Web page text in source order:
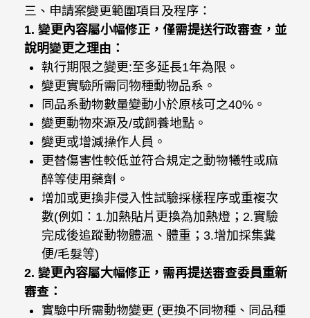
三、申請案變更範圍項目及程序：
1. 變更內容屬小幅修正，僅需提送行政審查，並
說明變更之理由：
執行期限之變更:至多延長1年為限。
變更實驗所需同物種動物品系。
同品系動物數量變動小於原核可之40%。
變更動物來源及/或飼養地點。
變更或增減操作人員。
更替傷害性較低並符合規定之動物犧牲或麻
醉等使用藥劑。
增加或更換非侵入性試驗採樣程序或重複次
數(例如：1.加熱貼片更換為加熱燈；2.實驗
完成後追蹤動物體溫、體重；3.增加採集糞
便/毛髮等)
2. 變更內容屬大幅修正，需再提送審查委員重新
審查：
實驗中所需動物變更 (更換不同物種、同品種